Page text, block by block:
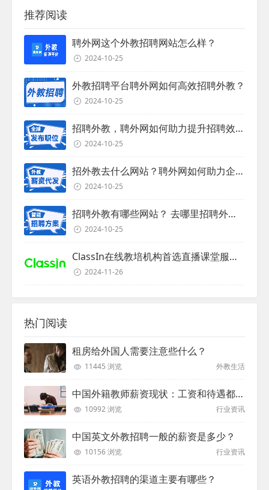
推荐阅读
聘外网这个外教招聘网站怎么样？
2024-10-25
外教招聘平台聘外网如何高效招聘外教？
2024-10-25
招聘外教，聘外网如何助力提升招聘效率？
2024-10-25
招外教去什么网站？聘外网如何助力企业外教招聘
2024-10-25
招聘外教有哪些网站？ 去哪里招聘外教？
2024-10-25
ClassIn在线教培机构首选直播课堂服务商
2024-11-26
热门阅读
租房给外国人需要注意些什么？
11445 浏览 外教生活
中国外籍教师薪资现状：工资和待遇都非常高
10992 浏览 行业资讯
中国英文外教招聘一般的薪资是多少？
10156 浏览 行业资讯
英语外教招聘的渠道主要有哪些？